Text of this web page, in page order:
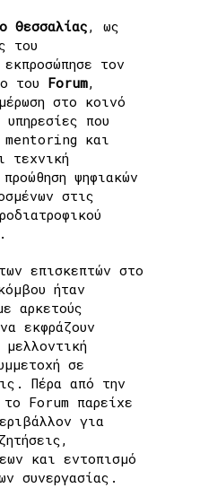
Θεσσαλίας, ως
του
τον
του Forum,
στο κοινό
που
mentoring και
τεχνική
ψηφιακών
στις
επισκεπτών στο
ήταν
αρκετούς
εκφράζουν
σε
Πέρα από την
Forum παρείχε
για
και εντοπισμό
συνεργασίας.